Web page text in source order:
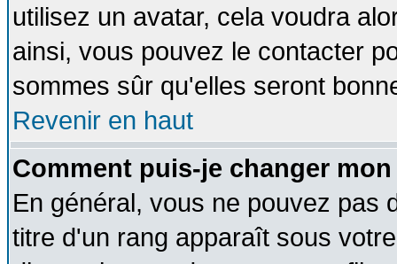
utilisez un avatar, cela voudra
ainsi, vous pouvez le contacter
sommes sûr qu'elles seront
Revenir en haut
Comment puis-je changer
En général, vous ne pouvez pas
titre d'un rang apparaît sous